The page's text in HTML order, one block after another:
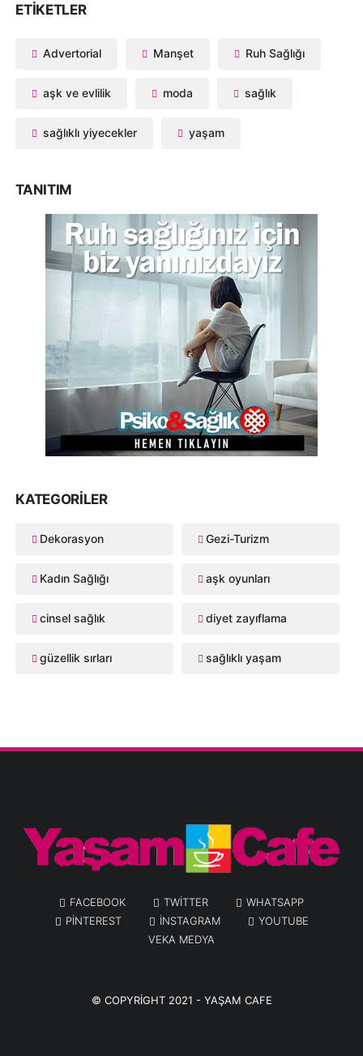
ETIKETLER
Advertorial Manşet Ruh Sağlığı
aşk ve evlilik moda sağlık
sağlıklı yiyecekler yaşam
TANITIM
KATEGORILER
Dekorasyon Gezi-Turizm
Kadın Sağlığı aşk oyunları
cinsel sağlık diyet zayıflama
güzellik sırları sağlıklı yaşam
FACEBOOK TWITTER
WHATSAPP
PINTEREST
INSTAGRAM
YOUTUBE
VEKA MEDYA
© COPYRIGHT 2021 - YAŞAM CAFE